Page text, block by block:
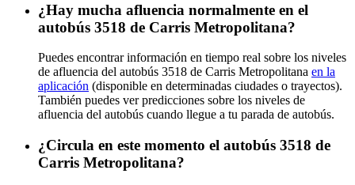
¿Hay mucha afluencia normalmente en el
autobús 3518 de Carris Metropolitana?
Puedes encontrar información en tiempo real sobre los niveles
de afluencia del autobús 3518 de Carris Metropolitana en la
aplicación (disponible en determinadas ciudades o trayectos).
También puedes ver predicciones sobre los niveles de
afluencia del autobús cuando llegue a tu parada de autobús.
¿Circula en este momento el autobús 3518 de
Carris Metropolitana?